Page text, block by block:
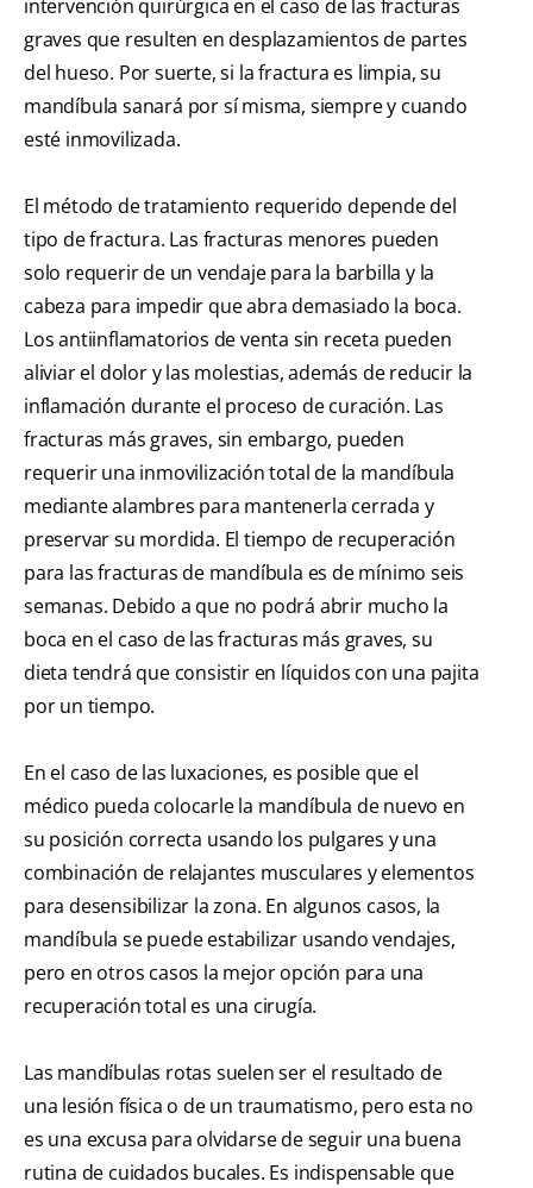
intervención quirúrgica en el caso de las fracturas
graves que resulten en desplazamientos de partes
del hueso. Por suerte, si la fractura es limpia, su
mandíbula sanará por sí misma, siempre y cuando
esté inmovilizada.
El método de tratamiento requerido depende del
tipo de fractura. Las fracturas menores pueden
solo requerir de un vendaje para la barbilla y la
cabeza para impedir que abra demasiado la boca.
Los antiinflamatorios de venta sin receta pueden
aliviar el dolor y las molestias, además de reducir la
inflamación durante el proceso de curación. Las
fracturas más graves, sin embargo, pueden
requerir una inmovilización total de la mandíbula
mediante alambres para mantenerla cerrada y
preservar su mordida. El tiempo de recuperación
para las fracturas de mandíbula es de mínimo seis
semanas. Debido a que no podrá abrir mucho la
boca en el caso de las fracturas más graves, su
dieta tendrá que consistir en líquidos con una pajita
por un tiempo.
En el caso de las luxaciones, es posible que el
médico pueda colocarle la mandíbula de nuevo en
su posición correcta usando los pulgares y una
combinación de relajantes musculares y elementos
para desensibilizar la zona. En algunos casos, la
mandíbula se puede estabilizar usando vendajes,
pero en otros casos la mejor opción para una
recuperación total es una cirugía.
Las mandíbulas rotas suelen ser el resultado de
una lesión física o de un traumatismo, pero esta no
es una excusa para olvidarse de seguir una buena
rutina de cuidados bucales. Es indispensable que